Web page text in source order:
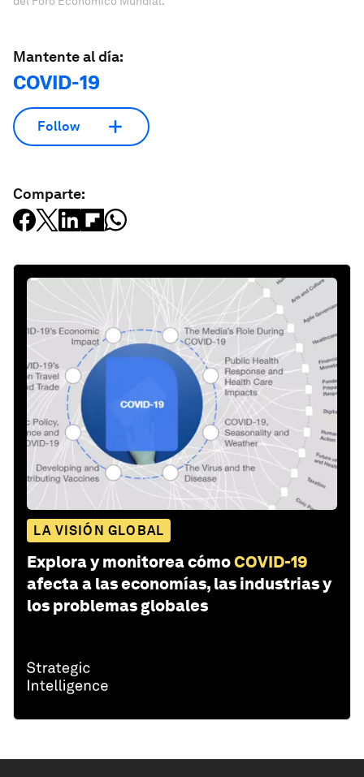
Mantente al día:
COVID-19
Follow
Comparte:
LA VISIÓN GLOBAL
Explora y monitorea cómoCOVID-19
afecta a las economías, las industrias y
los problemas globales